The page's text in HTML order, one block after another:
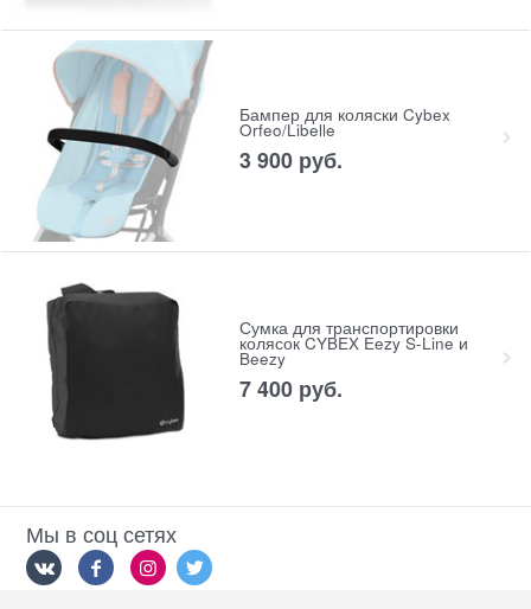
Бампер для коляски Cybex
Orfeo/Libelle
3 900 руб.
Сумка для транспортировки
колясок CYBEX Eezy S-Line и
Beezy
7 400 руб.
Мы в соц сетях